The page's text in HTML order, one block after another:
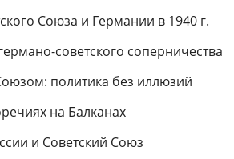
Союза и Германии в 1940 г.
советского соперничества
политика без иллюзий
на Балканах
и Советский Союз